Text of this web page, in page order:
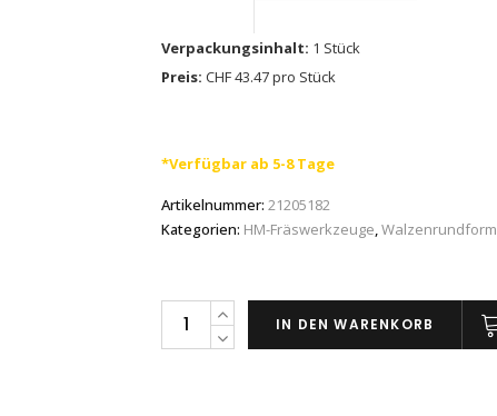
Verpackungsinhalt: 1 Stück
Preis: CHF 43.47 pro Stück
*Verfügbar ab 5-8 Tage
Artikelnummer: 21205182
Kategorien: HM-Fräswerkzeuge,Walzenrundform
PFERD
IN DEN WARENKORB